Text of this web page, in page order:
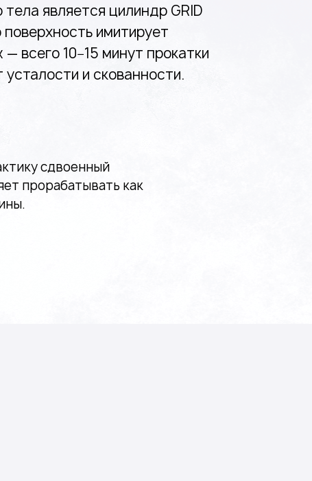
является цилиндр GRID
имитирует
всего 10−15 минут прокатки
усталости и скованности.
сдвоенный
прорабатывать как